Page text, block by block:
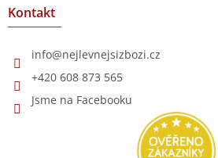
Kontakt
info@nejlevnejsizbozi.cz
+420 608 873 565
Jsme na Facebooku